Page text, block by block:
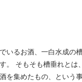
いるお酒、一白水成の
。 そもそも槽垂れと
を集めたもの、という